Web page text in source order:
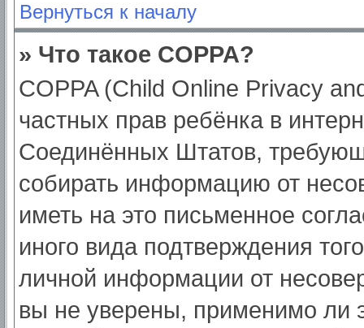
Вернуться к началу
» Что такое COPPA?
COPPA (Child Online Privacy
частных прав ребёнка в
Соединённых Штатов,
собирать информацию от
иметь на это письменное
иного вида подтверждения
личной информации от
вы не уверены, применимо ли